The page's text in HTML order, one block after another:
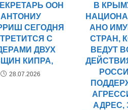
ООН
АНТОНИУ
СЕГОДНЯ
С
ДВУХ
КИПРА,
28.07.2026
В
АНО
СТРАН,
ВЕДУТ
АДРЕС,